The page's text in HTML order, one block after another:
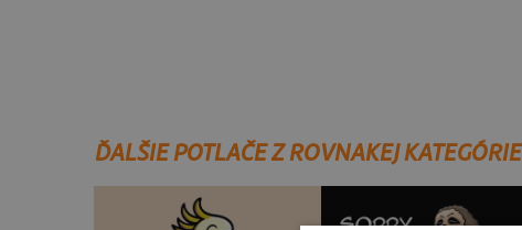
ĎALŠIE POTLAČE Z ROVNAKEJ KATEGÓRIE